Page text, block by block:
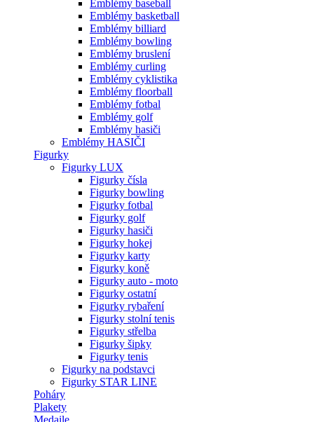
Emblémy baseball
Emblémy basketball
Emblémy billiard
Emblémy bowling
Emblémy bruslení
Emblémy curling
Emblémy cyklistika
Emblémy floorball
Emblémy fotbal
Emblémy golf
Emblémy hasiči
Emblémy HASIČI
Figurky
Figurky LUX
Figurky čísla
Figurky bowling
Figurky fotbal
Figurky golf
Figurky hasiči
Figurky hokej
Figurky karty
Figurky koně
Figurky auto - moto
Figurky ostatní
Figurky rybaření
Figurky stolní tenis
Figurky střelba
Figurky šipky
Figurky tenis
Figurky na podstavci
Figurky STAR LINE
Poháry
Plakety
Medaile